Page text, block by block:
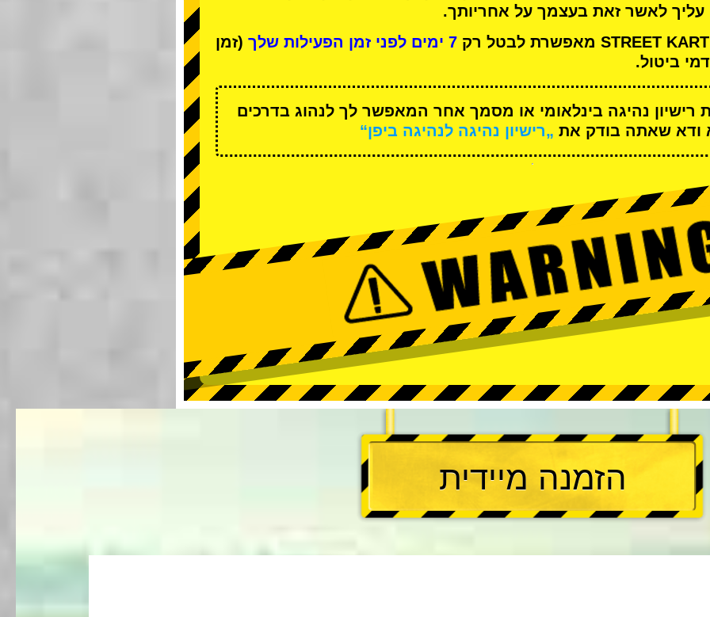
לאשר זאת בעצמך על אחריותך.
7 ימים לפני זמן הפעילות שלך
(זמן
ביטול.
רישיון נהיגה בינלאומי או מסמך אחר המאפשר לך לנהוג בדרכים
ודא שאתה בודק את „רישיון נהיגה לנהיגה ביפן“
הזמנה מיידית